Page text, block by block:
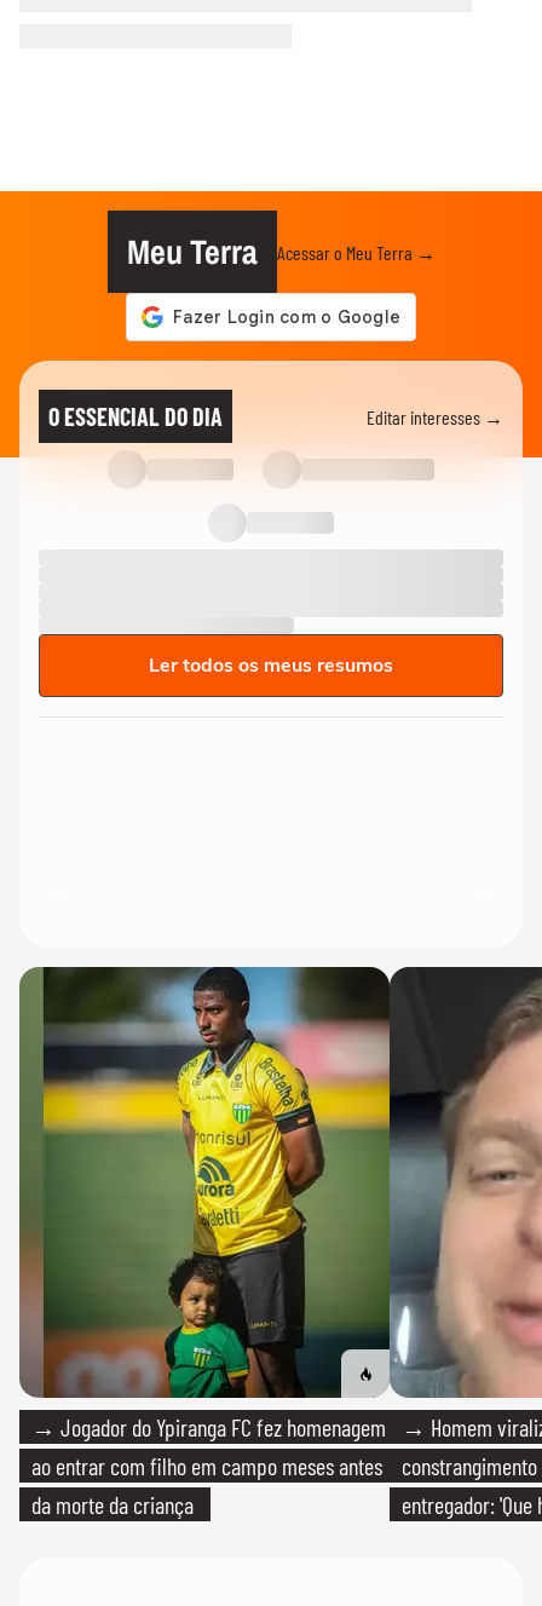
Meu Terra Acessar o Meu Terra →
O ESSENCIAL DO DIA Editar interesses →
Ler todos os meus resumos
→ Jogador do Ypiranga FC fez homenagem
ao entrar com filho em campo meses antes
da morte da criança
→ Homem
entregador: 'Que